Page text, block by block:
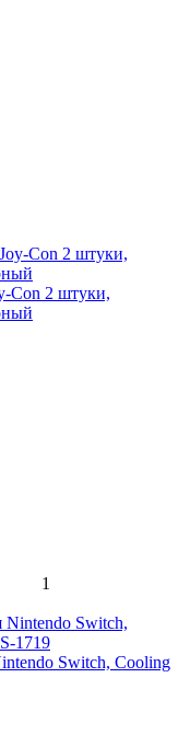
Con 2 штуки,
1
Switch, Cooling